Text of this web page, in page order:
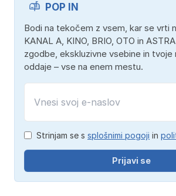
POP IN
Bodi na tekočem z vsem, kar se vrti
KANAL A, KINO, BRIO, OTO in
zgodbe, ekskluzivne vsebine in tvoje
oddaje – vse na enem mestu.
Strinjam se s splošnimi pogoji in
Prijavi se